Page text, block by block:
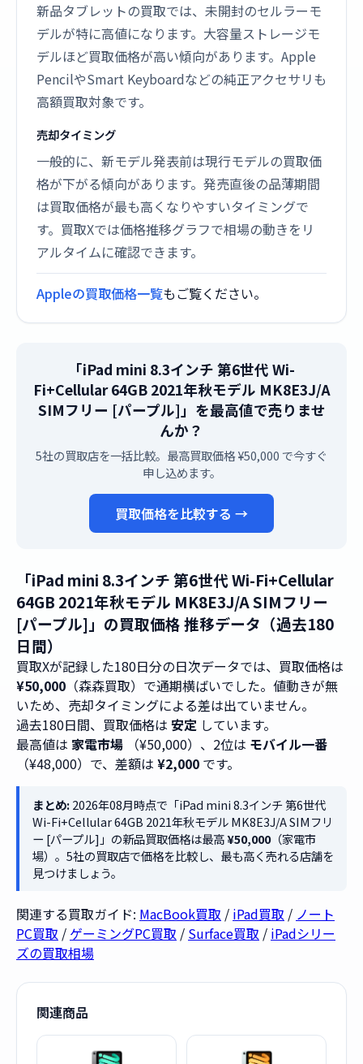
新品タブレットの買取では、未開封のセルラーモ
デルが特に高値になります。大容量ストレージモ
デルほど買取価格が高い傾向があります。Apple
PencilやSmart Keyboardなどの純正アクセサリも
高額買取対象です。
売却タイミング
一般的に、新モデル発表前は現行モデルの買取価
格が下がる傾向があります。発売直後の品薄期間
は買取価格が最も高くなりやすいタイミングで
す。買取Xでは価格推移グラフで相場の動きをリ
アルタイムに確認できます。
Appleの買取価格一覧もご覧ください。
「iPad mini 8.3インチ 第6世代 Wi-
Fi+Cellular 64GB 2021年秋モデル MK8E3J/A
SIMフリー [パープル]」を最高値で売りませ
んか？
5社の買取店を一括比較。最高買取価格 ¥50,000 で今すぐ
申し込めます。
買取価格を比較する →
「iPad mini 8.3インチ 第6世代 Wi-Fi+Cellular
64GB 2021年秋モデル MK8E3J/A SIMフリー
[パープル]」の買取価格 推移データ（過去180
日間）
買取Xが記録した180日分の日次データでは、買取価格は
¥50,000 （森森買取）で通期横ばいでした。値動きが無
いため、売却タイミングによる差は出ていません。
過去180日間、買取価格は 安定 しています。
最高値は 家電市場 （¥50,000）、2位は モバイル一番
（¥48,000）で、差額は ¥2,000 です。
まとめ:2026年08月時点で「iPad mini 8.3インチ 第6世代
Wi-Fi+Cellular 64GB 2021年秋モデル MK8E3J/A SIMフリ
ー [パープル]」の新品買取価格は最高¥50,000（家電市
場）。5社の買取店で価格を比較し、最も高く売れる店舗を
見つけましょう。
関連する買取ガイド: MacBook買取 / iPad買取 / ノート
PC買取 / ゲーミングPC買取 / Surface買取 / iPadシリー
ズの買取相場
関連商品